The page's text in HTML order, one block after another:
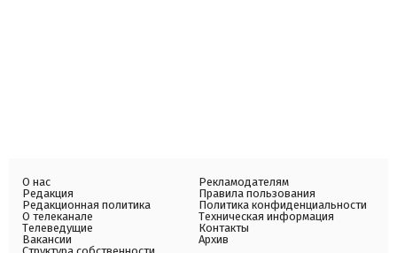
О нас
Редакция
Редакционная политика
О телеканале
Телеведущие
Вакансии
Рекламодателям
Правила пользования
Политика конфиденциальности
Техническая информация
Контакты
Архив